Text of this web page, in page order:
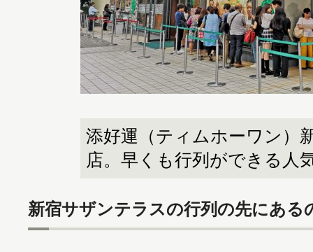
添好運（ティムホーワン）
店。早くも行列ができる人
新宿サザンテラスの行列の先にあ